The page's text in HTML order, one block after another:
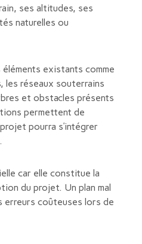
ses altitudes, ses
naturelles ou
existants comme
les réseaux souterrains
et obstacles présents
permettent de
pourra s’intégrer
car elle constitue la
du projet. Un plan mal
erreurs coûteuses lors de